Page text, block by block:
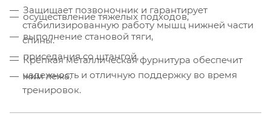
Защищает позвоночник и гарантирует
стабилизированную работу мышц нижней части
спины.
Крепкая металлическая фурнитура обеспечит
надежность и отличную поддержку во время
тренировок.
Соответствует всем нормам безопасности.
осуществление тяжелых подходов,
выполнение становой тяги,
приседания со штангой,
жим лежа.